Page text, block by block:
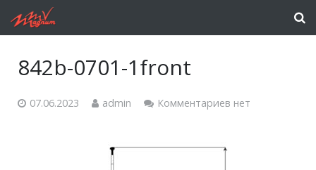
842b-0701-1front
07.06.2023 admin Комментариев нет